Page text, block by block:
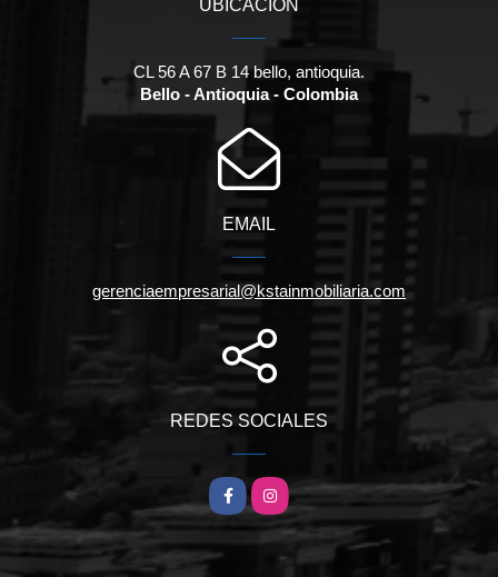
UBICACIÓN
CL 56 A 67 B 14 bello, antioquia.
Bello - Antioquia - Colombia
EMAIL
gerenciaempresarial@kstainmobiliaria.com
REDES SOCIALES
FacebookInstagram